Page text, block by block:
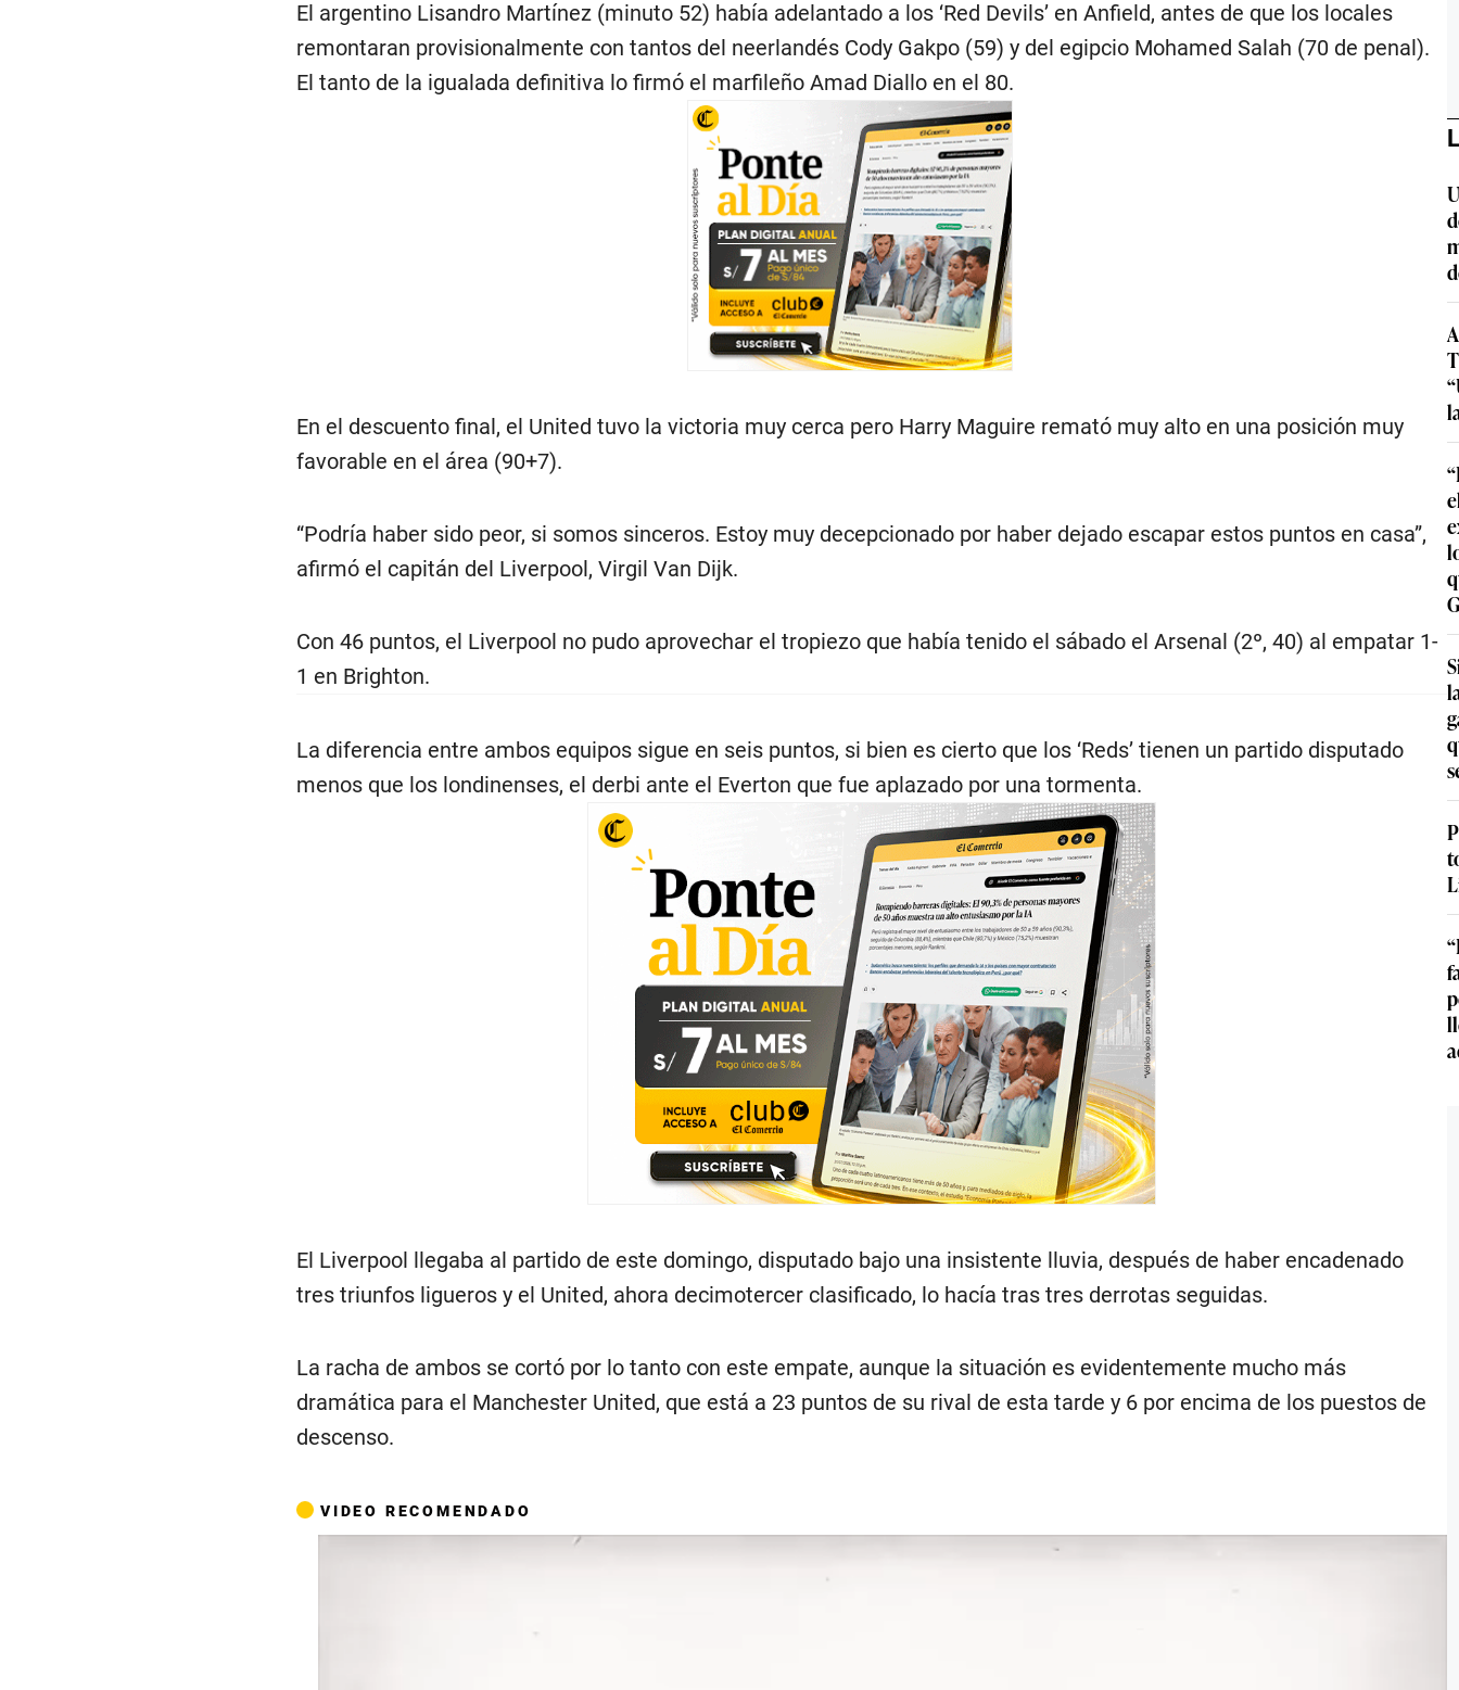
El argentino Lisandro Martínez (minuto 52) había adelantado a los ‘Red Devils’ en Anfield, antes de que los locales
remontaran provisionalmente con tantos del neerlandés Cody Gakpo (59) y del egipcio Mohamed Salah (70 de penal).
El tanto de la igualada definitiva lo firmó el marfileño Amad Diallo en el 80.
En el descuento final, el United tuvo la victoria muy cerca pero Harry Maguire remató muy alto en una posición muy
favorable en el área (90+7).
“Podría haber sido peor, si somos sinceros. Estoy muy decepcionado por haber dejado escapar estos puntos en casa”,
afirmó el capitán del Liverpool, Virgil Van Dijk.
Con 46 puntos, el Liverpool no pudo aprovechar el tropiezo que había tenido el sábado el Arsenal (2º, 40) al empatar 1-
1 en Brighton.
La diferencia entre ambos equipos sigue en seis puntos, si bien es cierto que los ‘Reds’ tienen un partido disputado
menos que los londinenses, el derbi ante el Everton que fue aplazado por una tormenta.
El Liverpool llegaba al partido de este domingo, disputado bajo una insistente lluvia, después de haber encadenado
tres triunfos ligueros y el United, ahora decimotercer clasificado, lo hacía tras tres derrotas seguidas.
La racha de ambos se cortó por lo tanto con este empate, aunque la situación es evidentemente mucho más
dramática para el Manchester United, que está a 23 puntos de su rival de esta tarde y 6 por encima de los puestos de
descenso.
VIDEO RECOMENDADO